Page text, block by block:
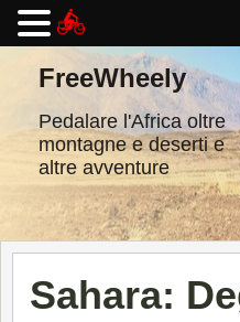
contenutoFreeWheely
Pedalare l'Africa oltre
montagne e deserti e
altre avventure
Sahara: